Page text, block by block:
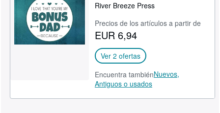
River Breeze Press
Precios de los artículos a partir de
EUR 6,94
Ver 2 ofertas
Encuentra tambiénNuevos,
Antiguos o usados